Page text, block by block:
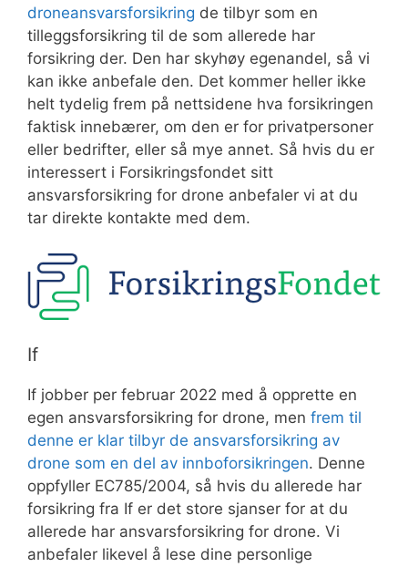
droneansvarsforsikring de tilbyr som en
tilleggsforsikring til de som allerede har
forsikring der. Den har skyhøy egenandel, så vi
kan ikke anbefale den. Det kommer heller ikke
helt tydelig frem på nettsidene hva forsikringen
faktisk innebærer, om den er for privatpersoner
eller bedrifter, eller så mye annet. Så hvis du er
interessert i Forsikringsfondet sitt
ansvarsforsikring for drone anbefaler vi at du
tar direkte kontakte med dem.
If
If jobber per februar 2022 med å opprette en
egen ansvarsforsikring for drone, men frem til
denne er klar tilbyr de ansvarsforsikring av
drone som en del av innboforsikringen. Denne
oppfyller EC785/2004, så hvis du allerede har
forsikring fra If er det store sjanser for at du
allerede har ansvarsforsikring for drone. Vi
anbefaler likevel å lese dine personlige